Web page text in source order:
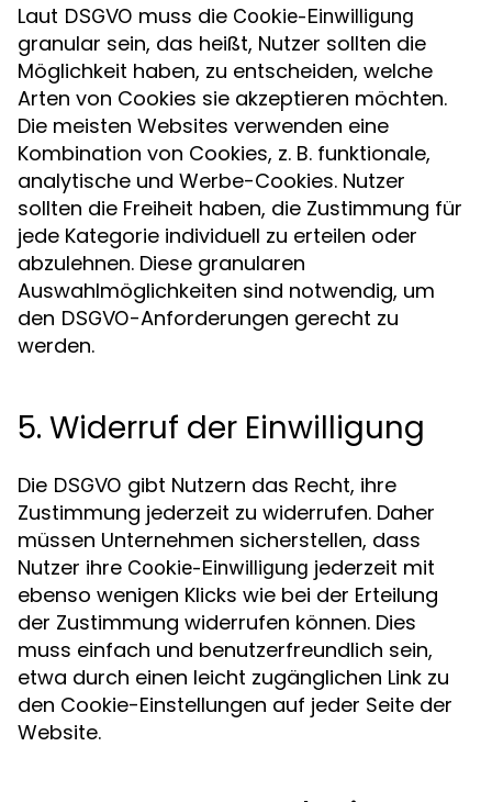
Laut DSGVO muss die Cookie-Einwilligung
granular sein, das heißt, Nutzer sollten die
Möglichkeit haben, zu entscheiden, welche
Arten von Cookies sie akzeptieren möchten.
Die meisten Websites verwenden eine
Kombination von Cookies, z. B. funktionale,
analytische und Werbe-Cookies. Nutzer
sollten die Freiheit haben, die Zustimmung für
jede Kategorie individuell zu erteilen oder
abzulehnen. Diese granularen
Auswahlmöglichkeiten sind notwendig, um
den DSGVO-Anforderungen gerecht zu
werden.
5. Widerruf der Einwilligung
Die DSGVO gibt Nutzern das Recht, ihre
Zustimmung jederzeit zu widerrufen. Daher
müssen Unternehmen sicherstellen, dass
Nutzer ihre Cookie-Einwilligung jederzeit mit
ebenso wenigen Klicks wie bei der Erteilung
der Zustimmung widerrufen können. Dies
muss einfach und benutzerfreundlich sein,
etwa durch einen leicht zugänglichen Link zu
den Cookie-Einstellungen auf jeder Seite der
Website.